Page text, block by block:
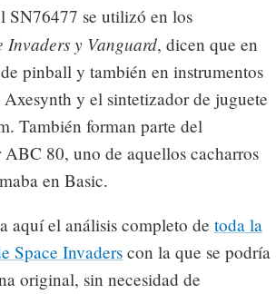
SN76477 se utilizó en los
Invaders y Vanguard, dicen que en
pinball y también en instrumentos
y el sintetizador de juguete
También forman parte del
80, uno de aquellos cacharros
en Basic.
aquí el análisis completo de toda la
Space Invaders con la que se podría
original, sin necesidad de